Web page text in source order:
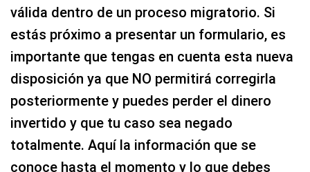
válida dentro de un proceso migratorio. Si
estás próximo a presentar un formulario, es
importante que tengas en cuenta esta nueva
disposición ya que NO permitirá corregirla
posteriormente y puedes perder el dinero
invertido y que tu caso sea negado
totalmente. Aquí la información que se
conoce hasta el momento y lo que debes